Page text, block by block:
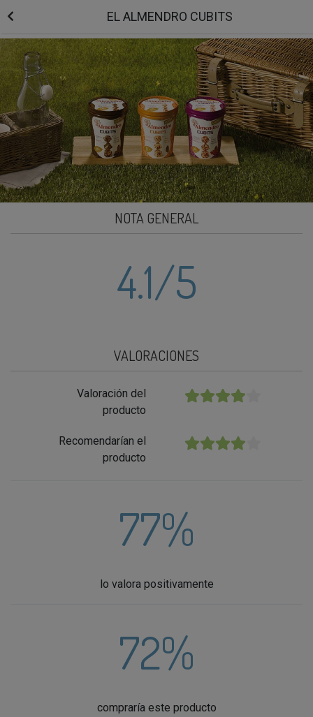
EL ALMENDRO CUBITS
NOTA GENERAL
4.1/5
VALORACIONES
Valoración del
producto
★★★★★
Recomendarían el
producto
★★★★★
77%
lo valora positivamente
72%
compraría este producto